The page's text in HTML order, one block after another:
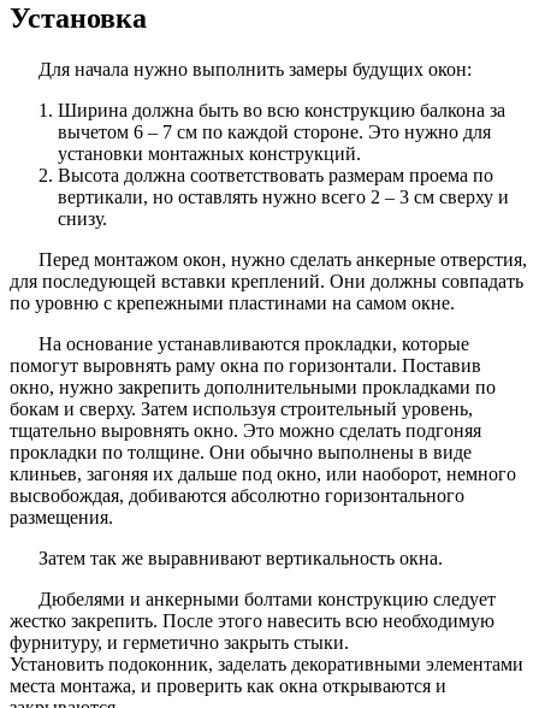
Установка
Для начала нужно выполнить замеры будущих окон:
Ширина должна быть во всю конструкцию балкона за
вычетом 6 – 7 см по каждой стороне. Это нужно для
установки монтажных конструкций.
Высота должна соответствовать размерам проема по
вертикали, но оставлять нужно всего 2 – 3 см сверху и
снизу.
Перед монтажом окон, нужно сделать анкерные отверстия,
для последующей вставки креплений. Они должны совпадать
по уровню с крепежными пластинами на самом окне.
На основание устанавливаются прокладки, которые
помогут выровнять раму окна по горизонтали. Поставив
окно, нужно закрепить дополнительными прокладками по
бокам и сверху. Затем используя строительный уровень,
тщательно выровнять окно. Это можно сделать подгоняя
прокладки по толщине. Они обычно выполнены в виде
клиньев, загоняя их дальше под окно, или наоборот, немного
высвобождая, добиваются абсолютно горизонтального
размещения.
Затем так же выравнивают вертикальность окна.
Дюбелями и анкерными болтами конструкцию следует
жестко закрепить. После этого навесить всю необходимую
фурнитуру, и герметично закрыть стыки.
Установить подоконник, заделать декоративными элементами
места монтажа, и проверить как окна открываются и